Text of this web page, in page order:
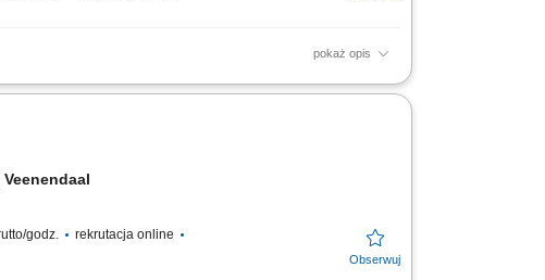
pokaż opis
do wysyłki do klientów z całego świata; Prace
Veenendaal
godz.
rekrutacja online